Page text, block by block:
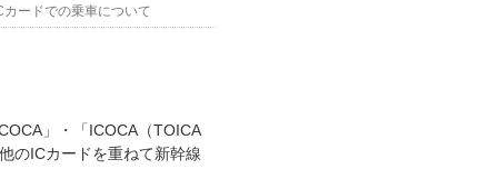
ードでの乗車について
」・「ICOCA（TOICA
のICカードを重ねて新幹線